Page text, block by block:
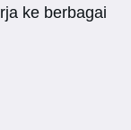
ke berbagai